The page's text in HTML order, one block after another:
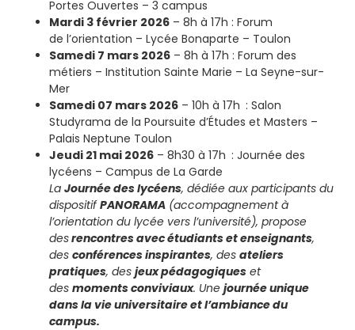
Portes Ouvertes – 3 campus
Mardi 3 février 2026 – 8h à 17h : Forum
de l’orientation – Lycée Bonaparte – Toulon
Samedi 7 mars 2026 – 8h à 17h : Forum des
métiers – Institution Sainte Marie – La Seyne-sur-
Mer
Samedi 07 mars 2026 – 10h à 17h : Salon
Studyrama de la Poursuite d’Études et Masters –
Palais Neptune Toulon
Jeudi 21 mai 2026 – 8h30 à 17h : Journée des
lycéens – Campus de La Garde
LaJournée des lycéens, dédiée aux participants du
dispositifPANORAMA (accompagnement à
l’orientation du lycée vers l’université), propose
desrencontres avec étudiants et enseignants,
desconférences inspirantes, desateliers
pratiques, desjeux pédagogiques et
desmoments conviviaux. Unejournée unique
dans la vie universitaire et l’ambiance du
campus.